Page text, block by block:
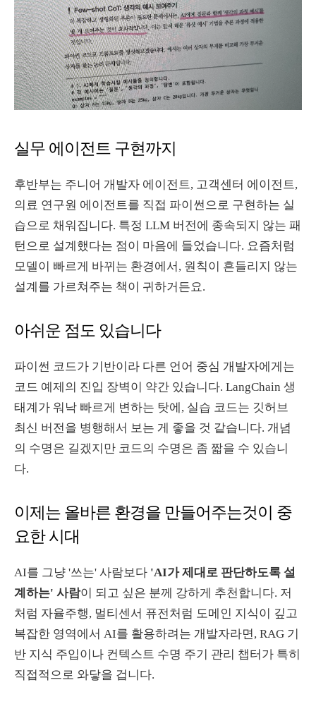
실무 에이전트 구현까지
후반부는 주니어 개발자 에이전트, 고객센터 에이전트,
의료 연구원 에이전트를 직접 파이썬으로 구현하는 실
습으로 채워집니다. 특정 LLM 버전에 종속되지 않는 패
턴으로 설계했다는 점이 마음에 들었습니다. 요즘처럼
모델이 빠르게 바뀌는 환경에서, 원칙이 흔들리지 않는
설계를 가르쳐주는 책이 귀하거든요.
아쉬운 점도 있습니다
파이썬 코드가 기반이라 다른 언어 중심 개발자에게는
코드 예제의 진입 장벽이 약간 있습니다. LangChain 생
태계가 워낙 빠르게 변하는 탓에, 실습 코드는 깃허브
최신 버전을 병행해서 보는 게 좋을 것 같습니다. 개념
의 수명은 길겠지만 코드의 수명은 좀 짧을 수 있습니
다.
이제는 올바른 환경을 만들어주는것이 중
요한 시대
AI를 그냥 '쓰는' 사람보다 'AI가 제대로 판단하도록 설
계하는' 사람이 되고 싶은 분께 강하게 추천합니다. 저
처럼 자율주행, 멀티센서 퓨전처럼 도메인 지식이 깊고
복잡한 영역에서 AI를 활용하려는 개발자라면, RAG 기
반 지식 주입이나 컨텍스트 수명 주기 관리 챕터가 특히
직접적으로 와닿을 겁니다.